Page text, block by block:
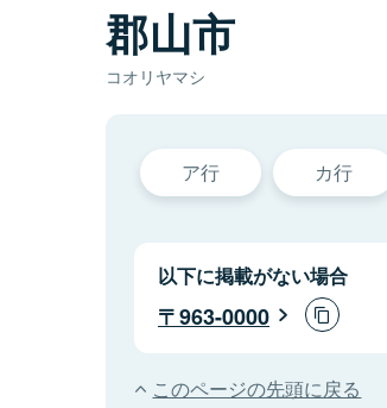
郡山市
コオリヤマシ
ア行 カ行
以下に掲載がない場合
963-0000
このページの先頭に戻る